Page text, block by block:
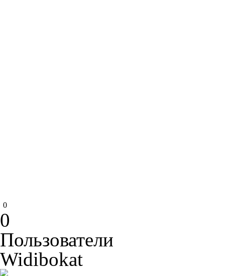
0
0
Пользователи
Widibokat